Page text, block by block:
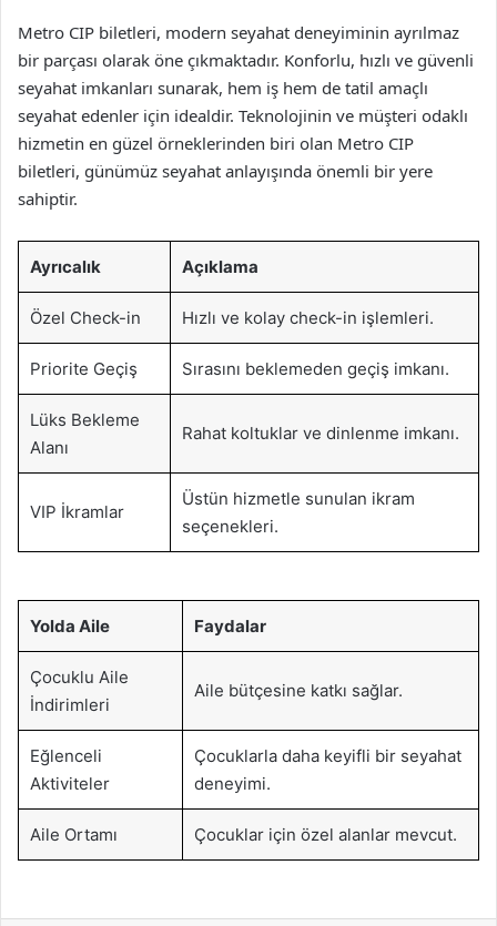
Metro CIP biletleri, modern seyahat deneyiminin ayrılmaz
bir parçası olarak öne çıkmaktadır. Konforlu, hızlı ve güvenli
seyahat imkanları sunarak, hem iş hem de tatil amaçlı
seyahat edenler için idealdir. Teknolojinin ve müşteri odaklı
hizmetin en güzel örneklerinden biri olan Metro CIP
biletleri, günümüz seyahat anlayışında önemli bir yere
sahiptir.
Ayrıcalık Açıklama
Özel Check-in Hızlı ve kolay check-in işlemleri.
Priorite Geçiş Sırasını beklemeden geçiş imkanı.
Lüks Bekleme
Alanı
Rahat koltuklar ve dinlenme imkanı.
VIP İkramlar
Üstün hizmetle sunulan ikram
seçenekleri.
Yolda Aile Faydalar
Çocuklu Aile
İndirimleri
Aile bütçesine katkı sağlar.
Eğlenceli
Aktiviteler
Çocuklarla daha keyifli bir seyahat
deneyimi.
Aile Ortamı Çocuklar için özel alanlar mevcut.